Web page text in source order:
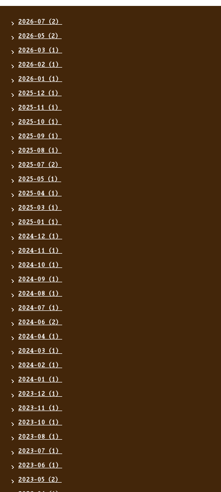
2026-07（2）
2026-05（2）
2026-03（1）
2026-02（1）
2026-01（1）
2025-12（1）
2025-11（1）
2025-10（1）
2025-09（1）
2025-08（1）
2025-07（2）
2025-05（1）
2025-04（1）
2025-03（1）
2025-01（1）
2024-12（1）
2024-11（1）
2024-10（1）
2024-09（1）
2024-08（1）
2024-07（1）
2024-06（2）
2024-04（1）
2024-03（1）
2024-02（1）
2024-01（1）
2023-12（1）
2023-11（1）
2023-10（1）
2023-08（1）
2023-07（1）
2023-06（1）
2023-05（2）